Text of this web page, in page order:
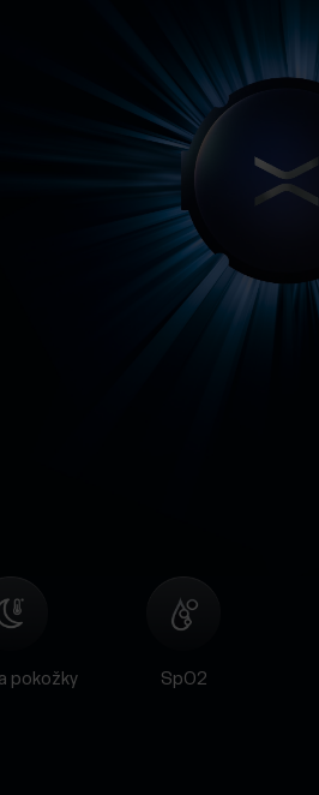
pokožky SpO2